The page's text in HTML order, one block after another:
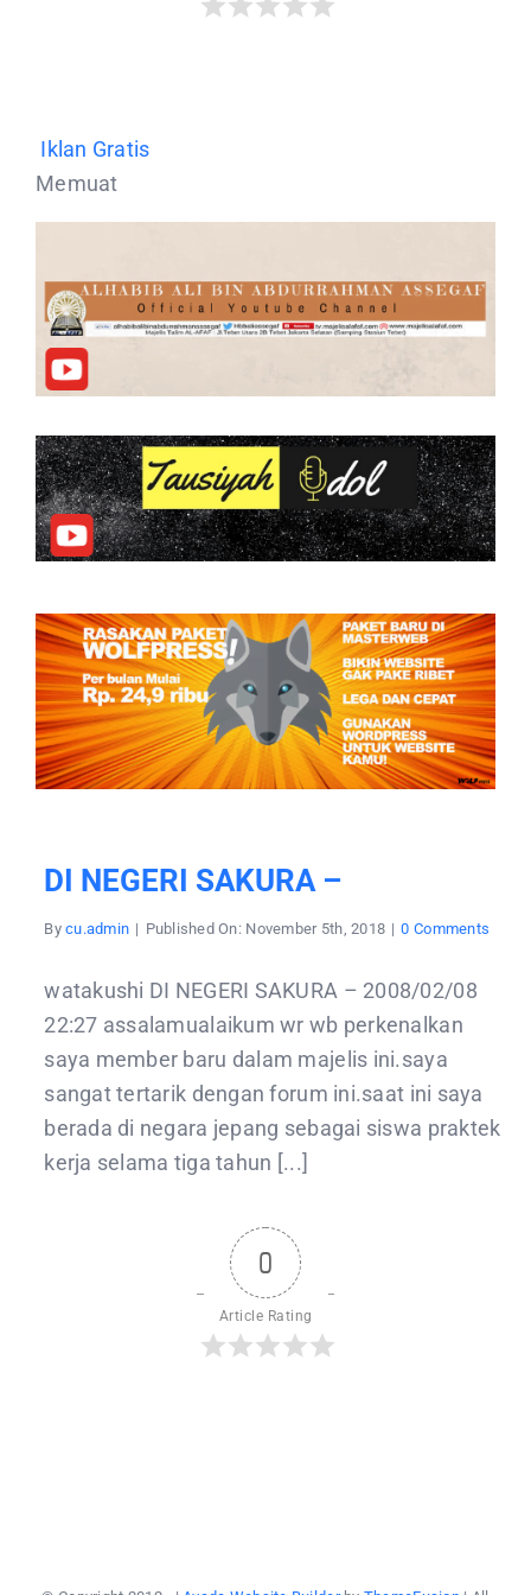
Iklan Gratis
Memuat
DI NEGERI SAKURA –
Bycu.admin | Published On: November 5th, 2018 | 0 Comments
watakushi DI NEGERI SAKURA – 2008/02/08
22:27 assalamualaikum wr wb perkenalkan
saya member baru dalam majelis ini.saya
sangat tertarik dengan forum ini.saat ini saya
berada di negara jepang sebagai siswa praktek
kerja selama tiga tahun [...]
0
Article Rating